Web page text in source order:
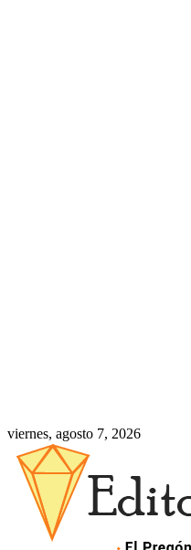
viernes, agosto 7, 2026